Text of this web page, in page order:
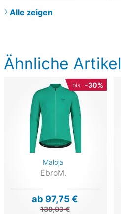
Ähnliche Artikel
bis -30%
Maloja
EbroM.
ab 97,75 €
139,90 €
Alle zeigen